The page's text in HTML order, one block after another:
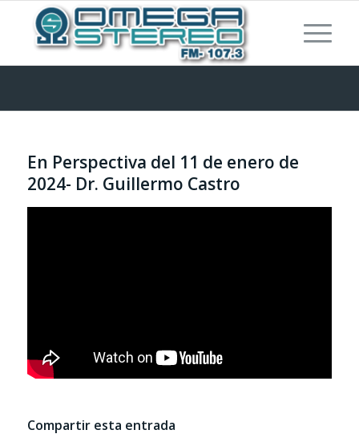
En Perspectiva del 11 de enero de
2024- Dr. Guillermo Castro
Compartir esta entrada